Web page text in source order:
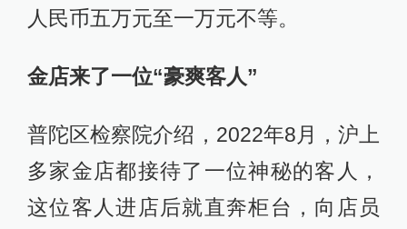
人民币五万元至一万元不等。
金店来了一位“豪爽客人”
普陀区检察院介绍，2022年8月，沪上
多家金店都接待了一位神秘的客人，
这位客人进店后就直奔柜台，向店员